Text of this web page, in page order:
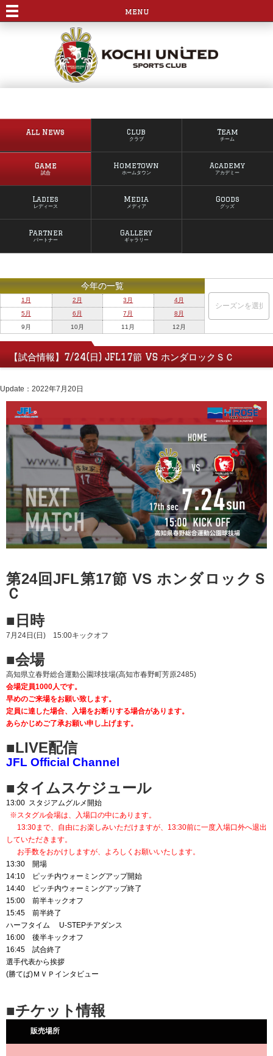
menu
All News Club
クラブ
Team
チーム
Game
試合
Hometown
ホームタウン
Academy
アカデミー
Ladies
レディース
Media
メディア
Goods
グッズ
Partner
パートナー
Gallery
ギャラリー
今年の一覧
1月 2月 3月
4月
5月
6月 7月
8月
9月
10月 11月 12月
【試合情報】7/24(日) JFL17節 VS ホンダロックＳＣ
Update：2022年7月20日
第24回JFL第17節 VS ホンダロックＳ
Ｃ
■日時
7月24日(日) 15:00キックオフ
■会場
高知県立春野総合運動公園球技場(高知市春野町芳原2485)
会場定員1000人です。
早めのご来場をお願い致します。
定員に達した場合、入場をお断りする場合があります。
あらかじめご了承お願い申し上げます。
■LIVE配信
JFL Official Channel
■タイムスケジュール
13:00 スタジアムグルメ開始
※スタグル会場は、入場口の中にあります。
13:30まで、自由にお楽しみいただけますが、13:30前に一度入場口外へ退出
していただきます。
お手数をおかけしますが、よろしくお願いいたします。
13:30 開場
14:10 ピッチ内ウォーミングアップ開始
14:40 ピッチ内ウォーミングアップ終了
15:00 前半キックオフ
15:45 前半終了
ハーフタイム U-STEPチアダンス
16:00 後半キックオフ
16:45 試合終了
選手代表から挨拶
(勝てば)ＭＶＰインタビュー
■チケット情報
販売場所